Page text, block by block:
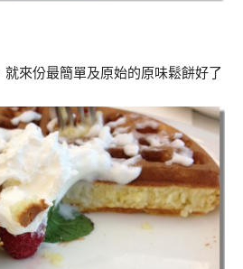
來份最簡單及原始的原味鬆餅好了